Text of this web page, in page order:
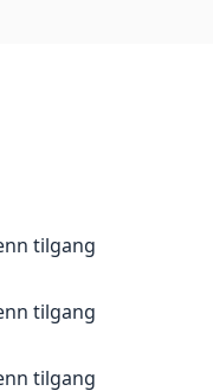
tilgang
tilgang
tilgang